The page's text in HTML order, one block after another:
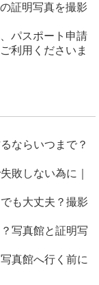
証明写真を撮影
パスポート申請
利用くださいま
ならいつまで？
敗しない為に｜
も大丈夫？撮影
写真館と証明写
真館へ行く前に